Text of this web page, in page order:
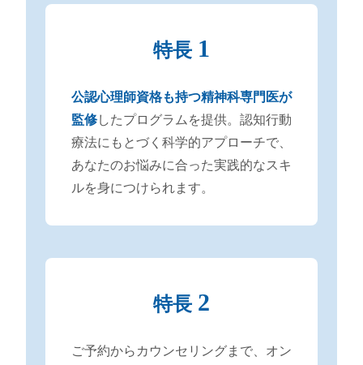
特長 1
公認心理師資格も持つ精神科専門医が
監修したプログラムを提供。認知行動
療法にもとづく科学的アプローチで、
あなたのお悩みに合った実践的なスキ
ルを身につけられます。
特長 2
ご予約からカウンセリングまで、オン